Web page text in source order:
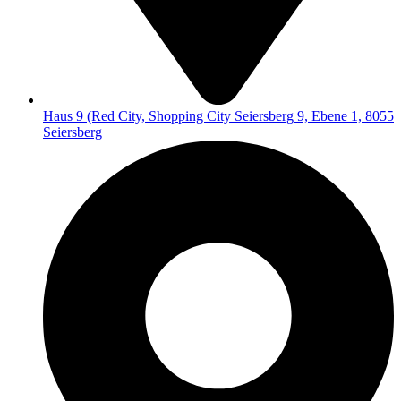
Haus 9 (Red City, Shopping City Seiersberg 9, Ebene 1, 8055
Seiersberg